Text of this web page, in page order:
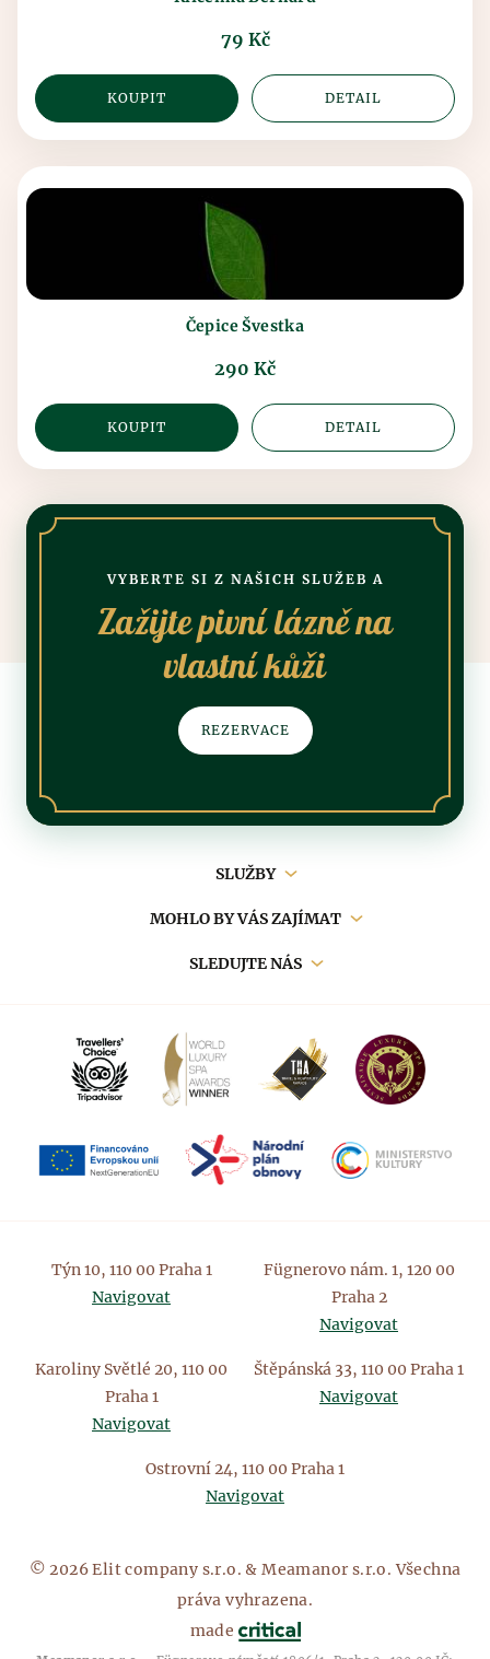
79 Kč
KOUPIT DETAIL
Čepice Švestka
290 Kč
KOUPIT DETAIL
VYBERTE SI Z NAŠICH SLUŽEB A
Zažijte pivní lázně na
vlastní kůži
REZERVACE
SLUŽBY
MOHLO BY VÁS ZAJÍMAT
SLEDUJTE NÁS
Týn 10, 110 00 Praha 1
Navigovat
Fügnerovo nám. 1, 120 00
Praha 2
Navigovat
Karoliny Světlé 20, 110 00
Praha 1
Navigovat
Štěpánská 33, 110 00 Praha 1
Navigovat
Ostrovní 24, 110 00 Praha 1
Navigovat
© 2026 Elit company s.r.o. & Meamanor s.r.o. Všechna
práva vyhrazena.
made